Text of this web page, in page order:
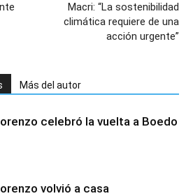
Macri: “La sostenibilidad
climática requiere de una
acción urgente”
Más del autor
celebró la vuelta a Boedo
volvió a casa